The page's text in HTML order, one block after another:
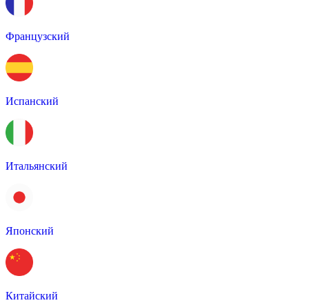
Французский
Испанский
Итальянский
Японский
Китайский